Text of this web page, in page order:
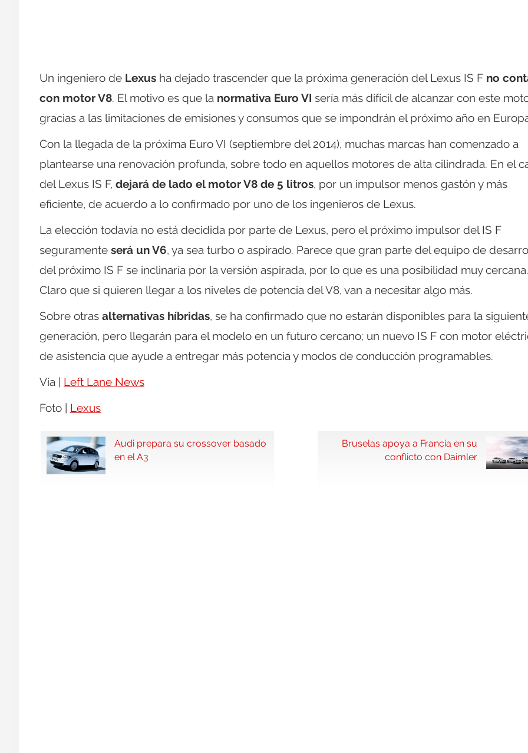
Un ingeniero de Lexus ha dejado trascender que la próxima generación del Lexus IS F no
con motor V8. El motivo es que la normativa Euro VI sería más difícil de alcanzar con este
gracias a las limitaciones de emisiones y consumos que se impondrán el próximo año en
Con la llegada de la próxima Euro VI (septiembre del 2014), muchas marcas han comenzado a
plantearse una renovación profunda, sobre todo en aquellos motores de alta cilindrada. En el
del Lexus IS F, dejará de lado el motor V8 de 5 litros, por un impulsor menos gastón y más
eficiente, de acuerdo a lo confirmado por uno de los ingenieros de Lexus.
La elección todavía no está decidida por parte de Lexus, pero el próximo impulsor del IS F
seguramente será un V6, ya sea turbo o aspirado. Parece que gran parte del equipo de
del próximo IS F se inclinaría por la versión aspirada, por lo que es una posibilidad muy cercana.
Claro que si quieren llegar a los niveles de potencia del V8, van a necesitar algo más.
Sobre otras alternativas híbridas, se ha confirmado que no estarán disponibles para la
generación, pero llegarán para el modelo en un futuro cercano; un nuevo IS F con motor
de asistencia que ayude a entregar más potencia y modos de conducción programables.
Vía | Left Lane News
Foto | Lexus
Audi prepara su crossover basado
en el A3
Bruselas apoya a Francia en su
conflicto con Daimler